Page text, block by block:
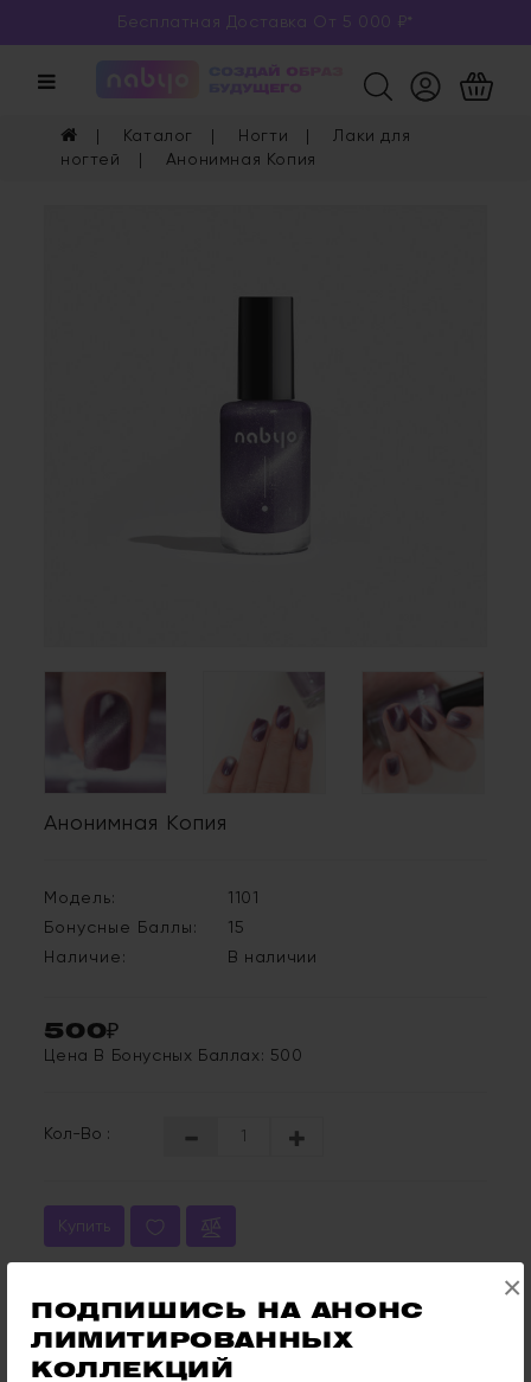
ПОДПИШИСЬ НА АНОНС
ЛИМИТИРОВАННЫХ
КОЛЛЕКЦИЙ
×
Бесплатная Доставка От 5 000 ₽*
Глаза
Каталог Ногти
Лаки для
ногтей
Анонимная Копия
Анонимная Копия
Модель:
1101
Бонусные Баллы:
15
Наличие:
В наличии
500₽
Цена В Бонусных Баллах: 500
Кол-Во :
Купить
Отзывы: 0 Оставить Отзыв